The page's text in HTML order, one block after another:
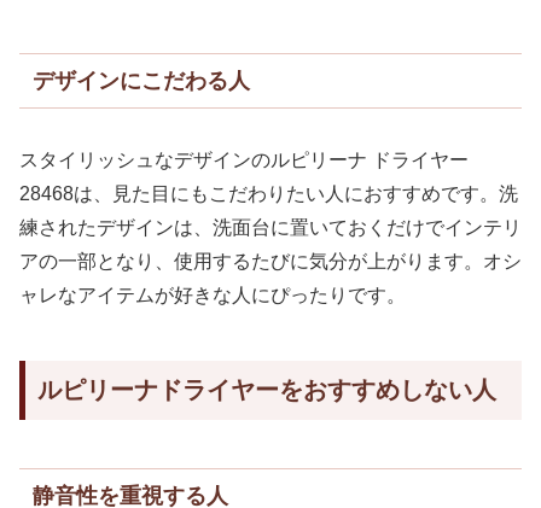
デザインにこだわる人
スタイリッシュなデザインのルピリーナ ドライヤー
28468は、見た目にもこだわりたい人におすすめです。洗
練されたデザインは、洗面台に置いておくだけでインテリ
アの一部となり、使用するたびに気分が上がります。オシ
ャレなアイテムが好きな人にぴったりです。
ルピリーナドライヤーをおすすめしない人
静音性を重視する人